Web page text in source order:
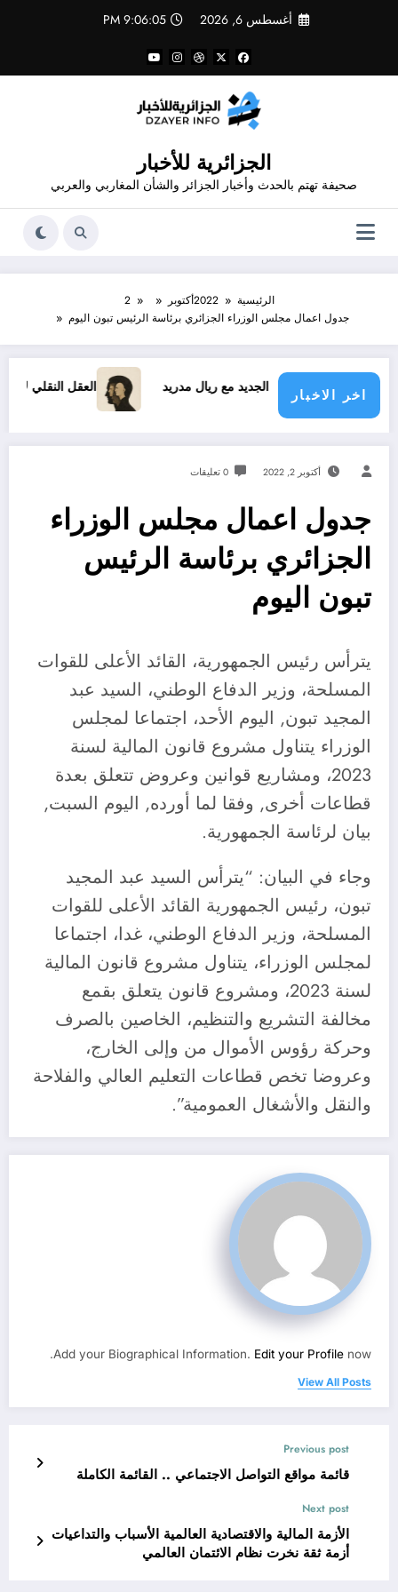
أغسطس 6, 2026 9:06:05 PM
الجزائرية للأخبار
صحيفة تهتم بالحدث وأخبار الجزائر والشأن المغاربي والعربي
الرئيسية 2022أكتوبر
2
جدول اعمال مجلس الوزراء الجزائري برئاسة الرئيس تبون اليوم
اخر الاخبار
عقد فينيسيوس الجديد مع ريال مدريد العقل النقلي لا يبدع
أكتوبر 2, 2022 0 تعليقات
جدول اعمال مجلس الوزراء
الجزائري برئاسة الرئيس
تبون اليوم
يترأس رئيس الجمهورية، القائد الأعلى للقوات
المسلحة، وزير الدفاع الوطني، السيد عبد
المجيد تبون, اليوم الأحد، اجتماعا لمجلس
الوزراء يتناول مشروع قانون المالية لسنة
2023، ومشاريع قوانين وعروض تتعلق بعدة
قطاعات أخرى, وفقا لما أورده, اليوم السبت,
بيان لرئاسة الجمهورية.
وجاء في البيان: “يترأس السيد عبد المجيد
تبون، رئيس الجمهورية القائد الأعلى للقوات
المسلحة، وزير الدفاع الوطني، غدا، اجتماعا
لمجلس الوزراء، يتناول مشروع قانون المالية
لسنة 2023، ومشروع قانون يتعلق بقمع
مخالفة التشريع والتنظيم، الخاصين بالصرف
وحركة رؤوس الأموال من وإلى الخارج،
وعروضا تخص قطاعات التعليم العالي والفلاحة
والنقل والأشغال العمومية”.
Add your Biographical Information. Edit your Profile now.
View All Posts
Previous post
قائمة مواقع التواصل الاجتماعي .. القائمة الكاملة
Next post
الأزمة المالية والاقتصادية العالمية الأسباب والتداعيات
أزمة ثقة نخرت نظام الائتمان العالمي